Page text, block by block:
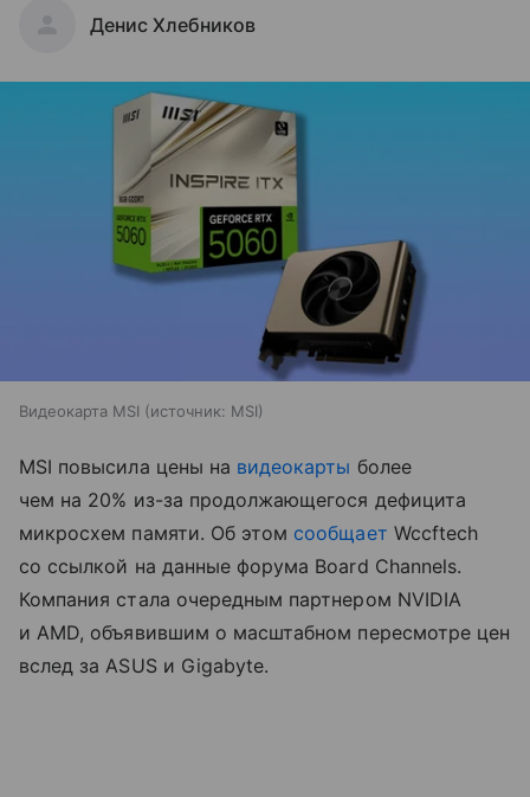
Денис Хлебников
Видеокарта MSI источник: MSI
MSI повысила цены на видеокарты более
чем на 20% из-за продолжающегося дефицита
микросхем памяти. Об этом сообщает Wccftech
со ссылкой на данные форума Board Channels.
Компания стала очередным партнером NVIDIA
и AMD, объявившим о масштабном пересмотре цен
вслед за ASUS и Gigabyte.